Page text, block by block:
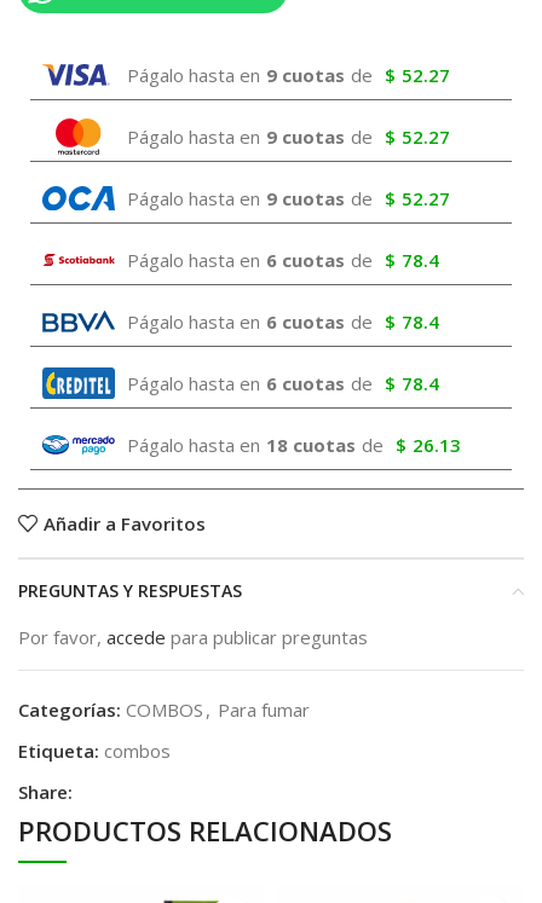
Págalo hasta en 9 cuotas de $ 52.27
Págalo hasta en 9 cuotas de $ 52.27
Págalo hasta en 9 cuotas de $ 52.27
Págalo hasta en 6 cuotas de $ 78.4
Págalo hasta en 6 cuotas de $ 78.4
Págalo hasta en 6 cuotas de $ 78.4
Págalo hasta en 18 cuotas de $ 26.13
Añadir a Favoritos
PREGUNTAS Y RESPUESTAS
Por favor, accede para publicar preguntas
Categorías: COMBOS , Para fumar
Etiqueta: combos
Share:
PRODUCTOS RELACIONADOS